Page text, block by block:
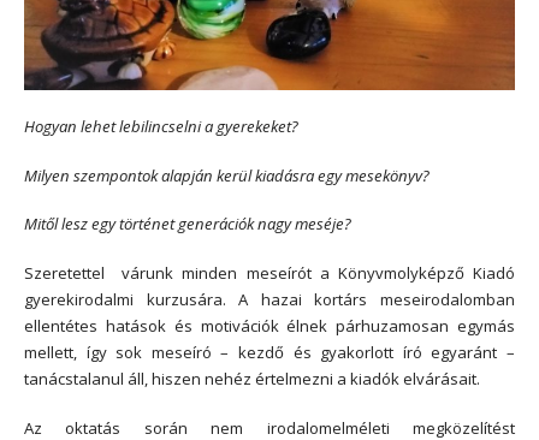
Hogyan lehet lebilincselni a gyerekeket?
Milyen szempontok alapján kerül kiadásra egy mesekönyv?
Mitől lesz egy történet generációk nagy meséje?
Szeretettel várunk minden meseírót a Könyvmolyképző Kiadó
gyerekirodalmi kurzusára. A hazai kortárs meseirodalomban
ellentétes hatások és motivációk élnek párhuzamosan egymás
mellett, így sok meseíró – kezdő és gyakorlott író egyaránt –
tanácstalanul áll, hiszen nehéz értelmezni a kiadók elvárásait.
Az oktatás során nem irodalomelméleti megközelítést